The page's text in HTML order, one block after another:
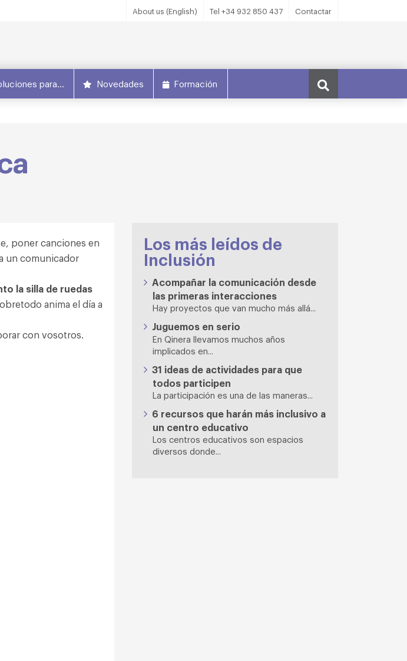
About us (English) Tel +34 932 850 437 Contactar
para… Novedades Formación
poner canciones en
un comunicador
la silla de ruedas
anima el día a
con vosotros.
Los más leídos de
Inclusión
Acompañar la comunicación desde
las primeras interacciones
Hay proyectos que van mucho más allá...
Juguemos en serio
En Qinera llevamos muchos años
implicados en...
31 ideas de actividades para que
todos participen
La participación es una de las maneras...
6 recursos que harán más inclusivo a
un centro educativo
Los centros educativos son espacios
diversos donde...